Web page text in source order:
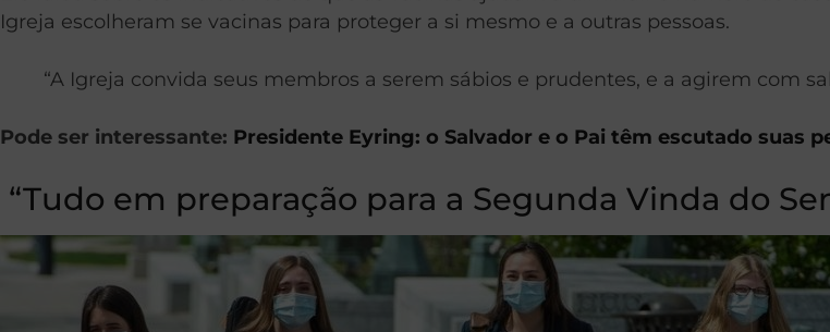
Igreja escolheram se vacinas para proteger a si mesmo e a outras pessoas.
“A Igreja convida seus membros a serem sábios e prudentes, e a agirem com
Pode ser interessante: Presidente Eyring: o Salvador e o Pai têm escutado suas
“Tudo em preparação para a Segunda Vinda do